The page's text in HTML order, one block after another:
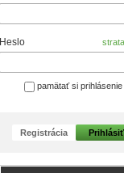
Heslo
pamätať si prihlásenie
Registrácia Prihlásiť